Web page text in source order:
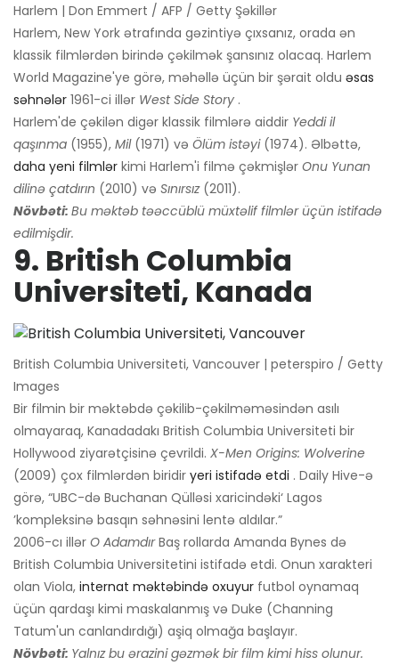
Harlem | Don Emmert / AFP / Getty Şəkillər
Harlem, New York ətrafında gəzintiyə çıxsanız, orada ən
klassik filmlərdən birində çəkilmək şansınız olacaq. Harlem
World Magazine'ye görə, məhəllə üçün bir şərait oldu əsas
səhnələr 1961-ci illər West Side Story .
Harlem'de çəkilən digər klassik filmlərə aiddir Yeddi il
qaşınma (1955), Mil(1971) və Ölüm istəyi(1974). Əlbəttə,
daha yeni filmlər kimi Harlem'i filmə çəkmişlər Onu Yunan
dilinə çatdırın (2010) və Sınırsız(2011).
Növbəti: Bu məktəb təəccüblü müxtəlif filmlər üçün istifadə
edilmişdir.
9. British Columbia
Universiteti, Kanada
British Columbia Universiteti, Vancouver | peterspiro / Getty
Images
Bir filmin bir məktəbdə çəkilib-çəkilməməsindən asılı
olmayaraq, Kanadadakı British Columbia Universiteti bir
Hollywood ziyarətçisinə çevrildi. X-Men Origins: Wolverine
(2009) çox filmlərdən biridir yeri istifadə etdi . Daily Hive-ə
görə, “UBC-də Buchanan Qülləsi xaricindəki‘ Lagos
’kompleksinə basqın səhnəsini lentə aldılar.”
2006-cı illər O AdamdırBaş rollarda Amanda Bynes də
British Columbia Universitetini istifadə etdi. Onun xarakteri
olan Viola, internat məktəbində oxuyur futbol oynamaq
üçün qardaşı kimi maskalanmış və Duke (Channing
Tatum'un canlandırdığı) aşiq olmağa başlayır.
Növbəti: Yalnız bu ərazini gəzmək bir film kimi hiss olunur.